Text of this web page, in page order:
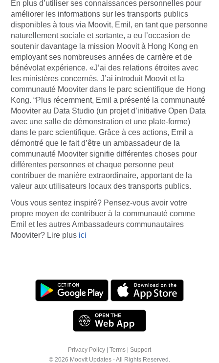
En plus d’utiliser ses connaissances personnelles pour
améliorer les informations sur les transports publics
disponibles à tous via Moovit, Emil, en tant que personne
naturellement sociale et sortante, a eu l’occasion de
soutenir davantage la mission Moovit à Hong Kong en
employant ses nombreuses années de carrière et de
bénévolat expérience. «J’ai des relations étroites avec
les ministères concernés. J’ai introduit Moovit et la
communauté Mooviter dans le parc scientifique de Hong
Kong. “Plus récemment, Emil a présenté la communauté
Mooviter au Data Studio (un projet d’initiative Open Data
avec une salle de démonstration et une plate-forme)
dans le parc scientifique. Grâce à ces actions, Emil a
démontré que le fait d’être un ambassadeur de la
communauté Mooviter signifie différentes choses pour
différentes personnes et chaque personne peut
contribuer de manière extraordinaire, apportant de la
valeur aux utilisateurs locaux des transports publics.
Vous vous sentez inspiré? Pensez-vous avoir votre
propre moyen de contribuer à la communauté comme
Emil et les autres Ambassadeurs communautaires
Mooviter? Lire plus ici
Privacy Policy Terms
Support
© 2026 Moovit Updates - All Rights Reserved.